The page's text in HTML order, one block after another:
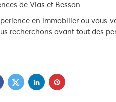
de Vias et Bessan.
en immobilier ou vous
recherchons avant tout des